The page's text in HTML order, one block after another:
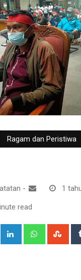
Ragam dan Peristiwa
- 1
read
Google+ LinkedIn Whatsapp